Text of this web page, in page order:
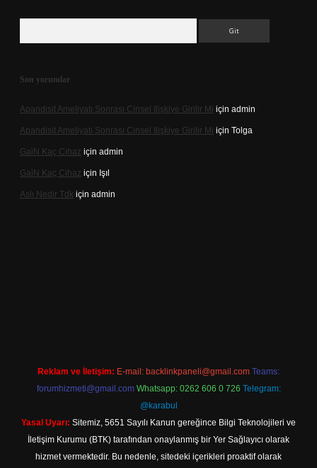
Son yorumlar
Apandisit Ameliyatı Sonrası Cinsel Ilişkiye Girilir Mi için admin
Apandisit Ameliyatı Sonrası Cinsel Ilişkiye Girilir Mi için Tolga
Gai̇N Kaç Cihaz için admin
Gai̇N Kaç Cihaz için Işıl
Aslı Nedir Tdk için admin
Reklam ve İletişim: E-mail: backlinkpaneli@gmail.com Teams:
forumhizmeti@gmail.com Whatsapp: 0262 606 0 726 Telegram:
@karabul
Yasal Uyarı: Sitemiz, 5651 Sayılı Kanun gereğince Bilgi Teknolojileri ve
İletişim Kurumu (BTK) tarafından onaylanmış bir Yer Sağlayıcı olarak
hizmet vermektedir. Bu nedenle, sitedeki içerikleri proaktif olarak